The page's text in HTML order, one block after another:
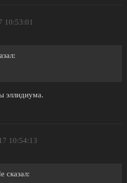
10:53:01
эллидиума.
10:54:13
сказал: